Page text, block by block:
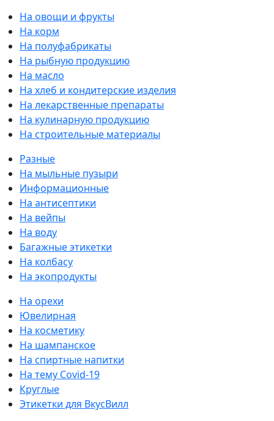
На овощи и фрукты
На корм
На полуфабрикаты
На рыбную продукцию
На масло
На хлеб и кондитерские изделия
На лекарственные препараты
На кулинарную продукцию
На строительные материалы
Разные
На мыльные пузыри
Информационные
На антисептики
На вейпы
На воду
Багажные этикетки
На колбасу
На экопродукты
На орехи
Ювелирная
На косметику
На шампанское
На спиртные напитки
На тему Covid-19
Круглые
Этикетки для ВкусВилл